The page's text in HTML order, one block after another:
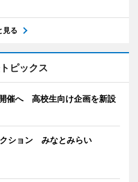
見る
ピックス
催へ 高校生向け企画を新設
ション みなとみらい